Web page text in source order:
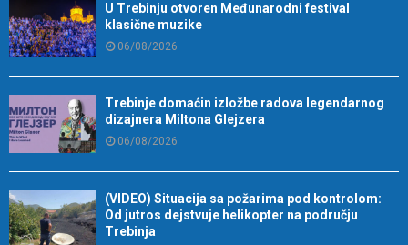
U Trebinju otvoren Međunarodni festival
klasične muzike
06/08/2026
Trebinje domaćin izložbe radova legendarnog
dizajnera Miltona Glejzera
06/08/2026
(VIDEO) Situacija sa požarima pod kontrolom:
Od jutros dejstvuje helikopter na području
Trebinja